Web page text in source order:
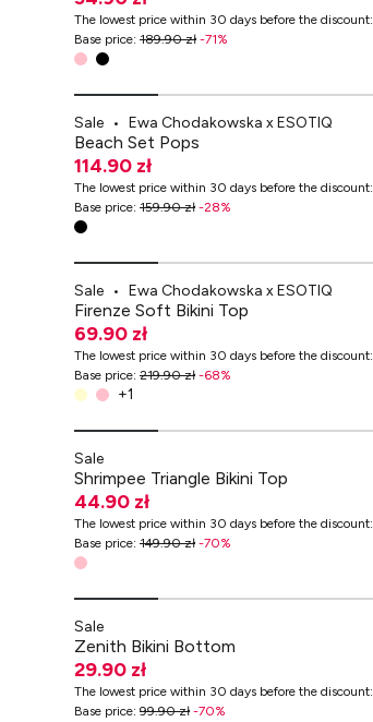
The lowest price within 30 days before the discount:
Base price: 189.90 zł -71%
Sale • Ewa Chodakowska x ESOTIQ
Beach Set Pops
114.90 zł
The lowest price within 30 days before the discount:
Base price: 159.90 zł -28%
Sale • Ewa Chodakowska x ESOTIQ
Firenze Soft Bikini Top
69.90 zł
The lowest price within 30 days before the discount:
Base price: 219.90 zł -68%
+1
Sale
Shrimpee Triangle Bikini Top
44.90 zł
The lowest price within 30 days before the discount:
Base price: 149.90 zł -70%
Sale
Zenith Bikini Bottom
29.90 zł
The lowest price within 30 days before the discount:
Base price: 99.90 zł -70%